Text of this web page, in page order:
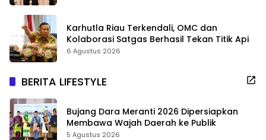
Karhutla Riau Terkendali, OMC dan
Kolaborasi Satgas Berhasil Tekan Titik Api
6 Agustus 2026
BERITA LIFESTYLE
Bujang Dara Meranti 2026 Dipersiapkan
Membawa Wajah Daerah ke Publik
5 Agustus 2026